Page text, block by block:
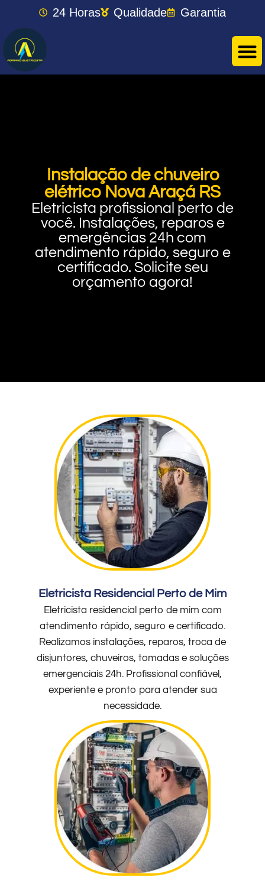
24 Horas Qualidade Garantia
Instalação de chuveiro
elétrico Nova Araçá RS
Eletricista profissional perto de
você. Instalações, reparos e
emergências 24h com
atendimento rápido, seguro e
certificado. Solicite seu
orçamento agora!
Eletricista Residencial Perto de Mim
Eletricista residencial perto de mim com
atendimento rápido, seguro e certificado.
Realizamos instalações, reparos, troca de
disjuntores, chuveiros, tomadas e soluções
emergenciais 24h. Profissional confiável,
experiente e pronto para atender sua
necessidade.